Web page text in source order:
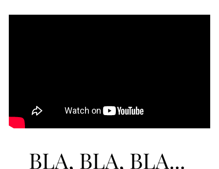
BLA, BLA, BLA...